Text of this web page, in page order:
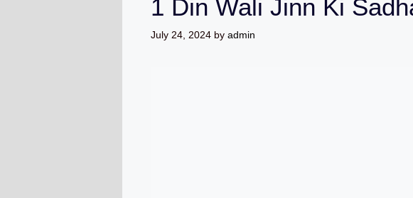
1 Din Wali Jinn Ki
July 24, 2024 by admin